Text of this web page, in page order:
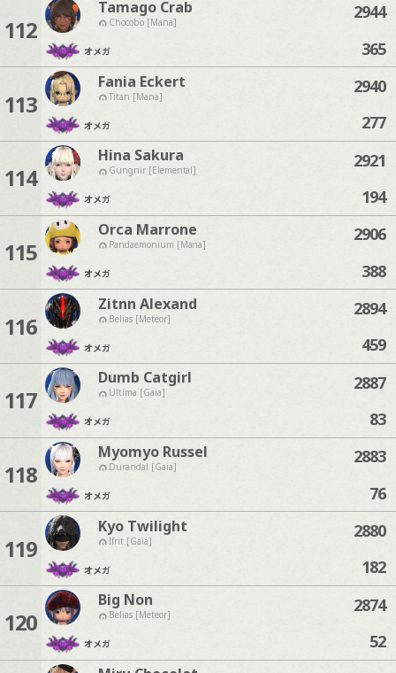
112
Tamago Crab
Chocobo [Mana]
オメガ
2944
365
113
Fania Eckert
Titan [Mana]
オメガ
2940
277
114
Hina Sakura
Gungnir [Elemental]
オメガ
2921
194
115
Orca Marrone
Pandaemonium [Mana]
オメガ
2906
388
116
Zitnn Alexand
Belias [Meteor]
オメガ
2894
459
117
Dumb Catgirl
Ultima [Gaia]
オメガ
2887
83
118
Myomyo Russel
Durandal [Gaia]
オメガ
2883
76
119
Kyo Twilight
Ifrit [Gaia]
オメガ
2880
182
120
Big Non
Belias [Meteor]
オメガ
2874
52